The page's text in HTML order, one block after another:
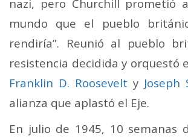
nazi, pero Churchill prometió
mundo que el pueblo
rendiría”. Reunió al pueblo
resistencia decidida y orquestó
Franklin D. Roosevelt y Joseph
alianza que aplastó el Eje.
En julio de 1945, 10 semanas